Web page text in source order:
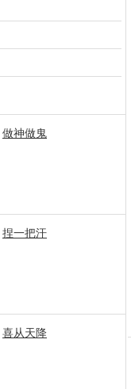
做神做鬼
捏一把汗
喜从天降